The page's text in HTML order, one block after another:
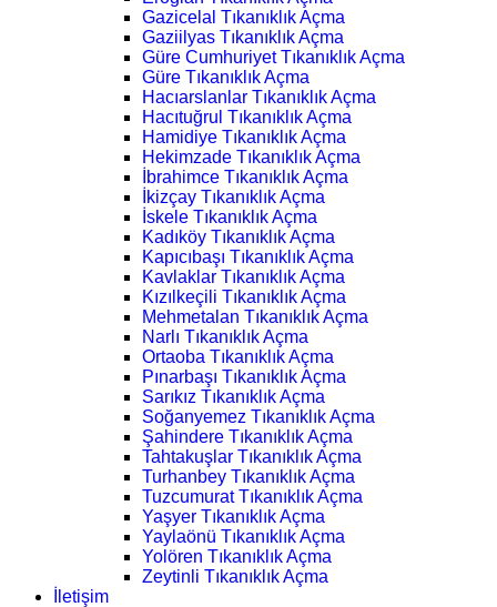
Gazicelal Tıkanıklık Açma
Gaziilyas Tıkanıklık Açma
Güre Cumhuriyet Tıkanıklık Açma
Güre Tıkanıklık Açma
Hacıarslanlar Tıkanıklık Açma
Hacıtuğrul Tıkanıklık Açma
Hamidiye Tıkanıklık Açma
Hekimzade Tıkanıklık Açma
İbrahimce Tıkanıklık Açma
İkizçay Tıkanıklık Açma
İskele Tıkanıklık Açma
Kadıköy Tıkanıklık Açma
Kapıcıbaşı Tıkanıklık Açma
Kavlaklar Tıkanıklık Açma
Kızılkeçili Tıkanıklık Açma
Mehmetalan Tıkanıklık Açma
Narlı Tıkanıklık Açma
Ortaoba Tıkanıklık Açma
Pınarbaşı Tıkanıklık Açma
Sarıkız Tıkanıklık Açma
Soğanyemez Tıkanıklık Açma
Şahindere Tıkanıklık Açma
Tahtakuşlar Tıkanıklık Açma
Turhanbey Tıkanıklık Açma
Tuzcumurat Tıkanıklık Açma
Yaşyer Tıkanıklık Açma
Yaylaönü Tıkanıklık Açma
Yolören Tıkanıklık Açma
Zeytinli Tıkanıklık Açma
İletişim